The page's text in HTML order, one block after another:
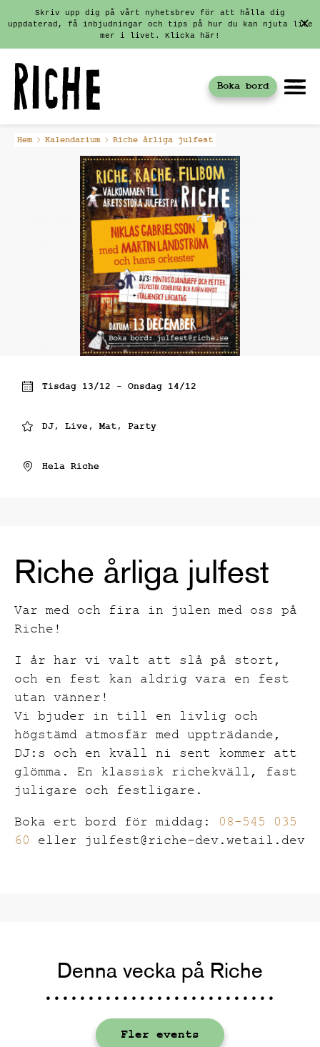
Fortsätt
Skriv upp dig på vårt nyhetsbrev för att hålla dig
uppdaterad, få inbjudningar och tips på hur du kan njuta lite
mer i livet. Klicka här!
Boka bord
Hem Kalendarium Riche årliga julfest
Riche årliga julfest
Var med och fira in julen med oss på
Riche!
I år har vi valt att slå på stort,
och en fest kan aldrig vara en fest
utan vänner!
Vi bjuder in till en livlig och
högstämd atmosfär med uppträdande,
DJ:s och en kväll ni sent kommer att
glömma. En klassisk richekväll, fast
juligare och festligare.
Boka ert bord för middag: 08-545 035
60 eller julfest@riche-dev.wetail.dev
Tisdag 13/12 - Onsdag 14/12
DJ, Live, Mat, Party
Hela Riche
Denna vecka på Riche
Fler events